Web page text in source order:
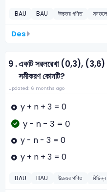
BAU BAU উচ্চতর গণিত
Des
9 .একটি সরলরেখা (0,3), (3,6)
সমীকরণ কোনটি?
Updated: 6 months ago
y + n + 3 = 0
y - n - 3 = 0
y - n - 3 = 0
y + n + 3 = 0
BAU BAU উচ্চতর গণিত